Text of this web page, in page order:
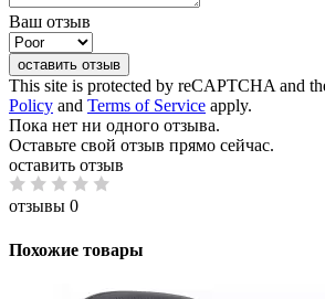
Ваш отзыв
оставить отзыв
This site is protected by reCAPTCHA and
Policy and Terms of Service apply.
Пока нет ни одного отзыва.
Оставьте свой отзыв прямо сейчас.
оставить отзыв
отзывы 0
Похожие товары